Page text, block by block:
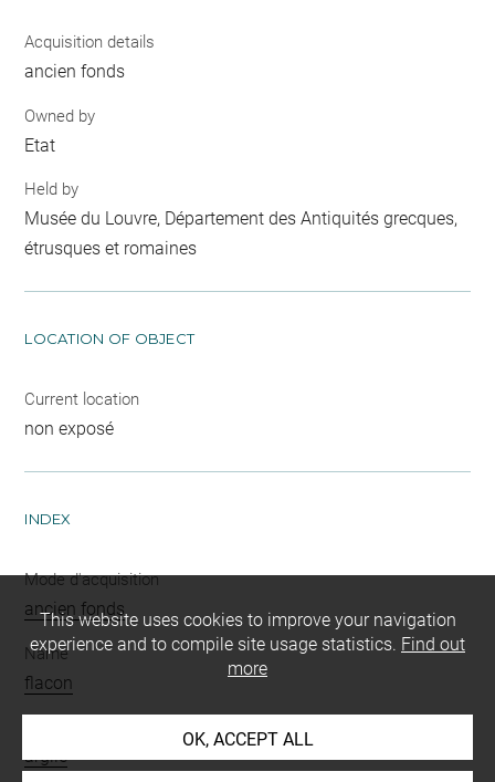
Acquisition details
ancien fonds
Owned by
Etat
Held by
Musée du Louvre, Département des Antiquités grecques,
étrusques et romaines
LOCATION OF OBJECT
Current location
non exposé
INDEX
Mode d'acquisition
ancien fonds
Name
flacon
argile
This website uses cookies to improve your navigation
experience and to compile site usage statistics. Find out
more
OK, ACCEPT ALL